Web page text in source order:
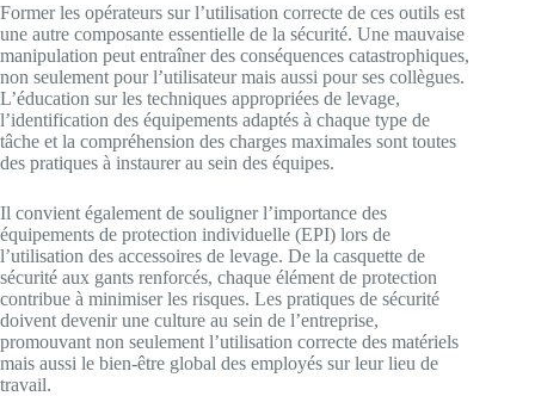
Former les opérateurs sur l’utilisation correcte de ces outils est
une autre composante essentielle de la sécurité. Une mauvaise
manipulation peut entraîner des conséquences catastrophiques,
non seulement pour l’utilisateur mais aussi pour ses collègues.
L’éducation sur les techniques appropriées de levage,
l’identification des équipements adaptés à chaque type de
tâche et la compréhension des charges maximales sont toutes
des pratiques à instaurer au sein des équipes.
Il convient également de souligner l’importance des
équipements de protection individuelle (EPI) lors de
l’utilisation des accessoires de levage. De la casquette de
sécurité aux gants renforcés, chaque élément de protection
contribue à minimiser les risques. Les pratiques de sécurité
doivent devenir une culture au sein de l’entreprise,
promouvant non seulement l’utilisation correcte des matériels
mais aussi le bien-être global des employés sur leur lieu de
travail.